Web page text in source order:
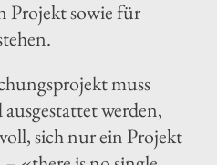
Projekt sowie für
muss
werden,
sich nur ein Projekt